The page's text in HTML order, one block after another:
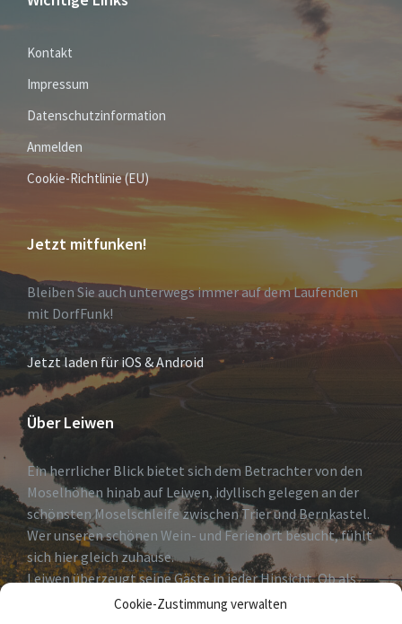
Cookie-Zustimmung verwalten
Kontakt
Impressum
Datenschutzinformation
Anmelden
Cookie-Richtlinie (EU)
Jetzt mitfunken!
Bleiben Sie auch unterwegs immer auf dem Laufenden
mit DorfFunk!
Jetzt laden für iOS & Android
Über Leiwen
Ein herrlicher Blick bietet sich dem Betrachter von den
Moselhöhen hinab auf Leiwen, idyllisch gelegen an der
schönsten Moselschleife zwischen Trier und Bernkastel.
Wer unseren schönen Wein- und Ferienort besucht, fühlt
sich hier gleich zuhause.
Leiwen überzeugt seine Gäste in jeder Hinsicht. Ob als
erholsames Urlaubsdomizil, Geheimtip für Weinkenner